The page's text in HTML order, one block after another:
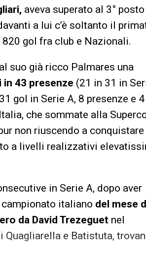
aveva superato al 3°
a lui c’è soltanto il
gol fra club e Nazionali.
suo già ricco Palmares una
43 presenze (21 in 31 in
gol in Serie A, 8 presenze e
che sommate alla
non riuscendo a
a livelli realizzativi
in Serie A, dopo aver
italiano del mese
da David Trezeguet nel
e Batistuta,